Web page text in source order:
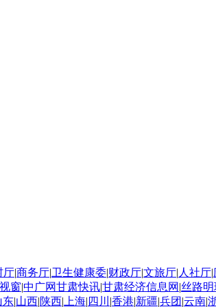
厅|商务厅|卫生健康委|财政厅|文旅厅| 人社厅|
窗|中广网甘肃快讯|甘肃经济信息网 |丝路明
东|山西|陕西| 上海| 四川 |香港|新疆|兵团 |云南|